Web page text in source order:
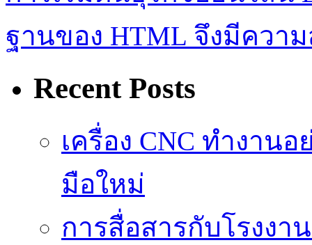
ฐานของ HTML จึงมีควา
Recent Posts
เครื่อง CNC ทำงาน
มือใหม่
การสื่อสารกับโรงง